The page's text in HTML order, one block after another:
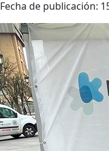
Fecha de publicación: